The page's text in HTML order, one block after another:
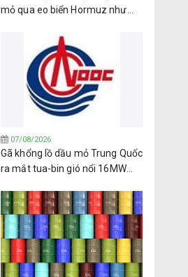
mỏ qua eo biển Hormuz như
07/08/2026
Gã khổng lồ dầu mỏ Trung Quốc
ra mắt tua-bin gió nổi 16MW